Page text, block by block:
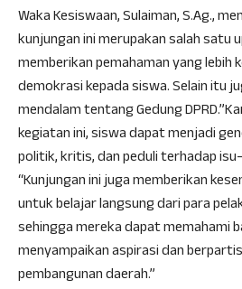
Waka Kesiswaan, Sulaiman, S.Ag.,
kunjungan ini merupakan salah satu
memberikan pemahaman yang
demokrasi kepada siswa. Selain itu
mendalam tentang Gedung
kegiatan ini, siswa dapat menjadi
politik, kritis, dan peduli terhadap
“Kunjungan ini juga memberikan
untuk belajar langsung dari para
sehingga mereka dapat memahami
menyampaikan aspirasi dan
pembangunan daerah.”